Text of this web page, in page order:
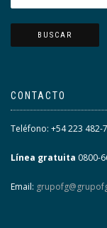
CONTACTO
Teléfono: +54 223 482-
Línea gratuita 0800-
Email: